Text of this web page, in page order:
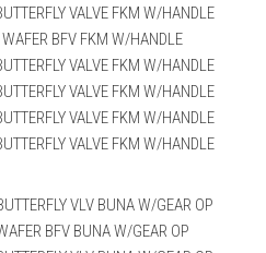
VALVE FKM W/HANDLE
BFV FKM W/HANDLE
VALVE FKM W/HANDLE
VALVE FKM W/HANDLE
VALVE FKM W/HANDLE
VALVE FKM W/HANDLE
VLV BUNA W/GEAR OP
BFV BUNA W/GEAR OP